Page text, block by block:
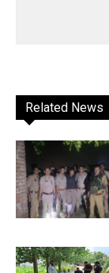
Related News